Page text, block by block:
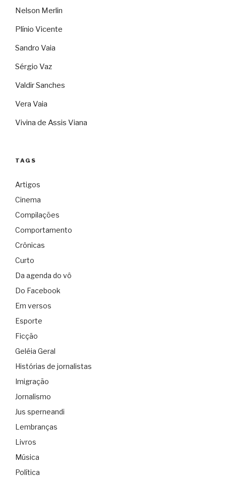
Nelson Merlin
Plínio Vicente
Sandro Vaia
Sérgio Vaz
Valdir Sanches
Vera Vaia
Vivina de Assis Viana
TAGS
Artigos
Cinema
Compilações
Comportamento
Crônicas
Curto
Da agenda do vô
Do Facebook
Em versos
Esporte
Ficção
Geléia Geral
Histórias de jornalistas
Imigração
Jornalismo
Jus sperneandi
Lembranças
Livros
Música
Política